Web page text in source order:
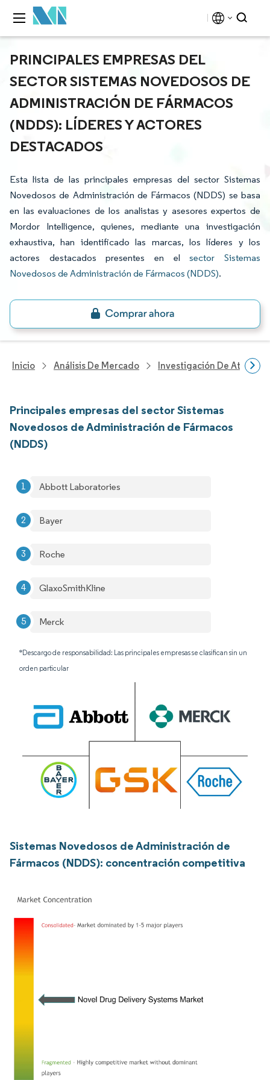
PRINCIPALES EMPRESAS DEL
SECTOR SISTEMAS NOVEDOSOS DE
ADMINISTRACIÓN DE FÁRMACOS
(NDDS): LÍDERES Y ACTORES
DESTACADOS
Esta lista de las principales empresas del sector Sistemas
Novedosos de Administración de Fármacos (NDDS) se basa
en las evaluaciones de los analistas y asesores expertos de
Mordor Intelligence, quienes, mediante una investigación
exhaustiva, han identificado las marcas, los líderes y los
actores destacados presentes en elsector Sistemas
Novedosos de Administración de Fármacos (NDDS).
Inicio Análisis De Mercado Investigación De
Principales empresas del sector Sistemas
Novedosos de Administración de Fármacos
(NDDS)
Abbott Laboratories
Bayer
Roche
GlaxoSmithKline
Merck
*Descargo de responsabilidad: Las principales empresas se clasifican sin un
orden particular
Sistemas Novedosos de Administración de
Fármacos (NDDS): concentración competitiva